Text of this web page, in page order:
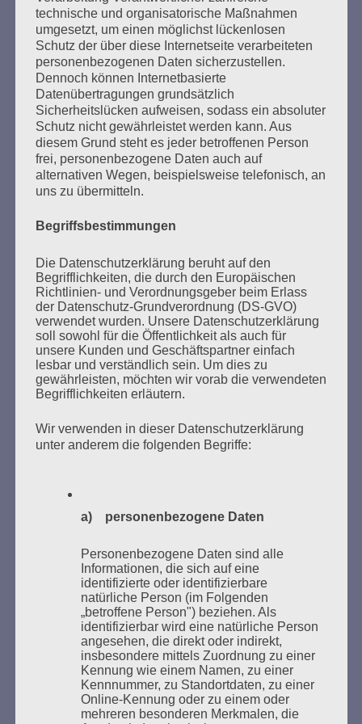
dennoch voller Respekt vor der Würde und Freiheit
der Anderen – das ist eine der großen Aufgaben, an
denen die Gesellschaft auf Gedeih und Verderb
nicht scheitern darf.
Esther Bejarano - 24. Januar 2021
NACH:
MARATHONLESUNG AUS DEN
VERBRANNTEN BÜCHERN
Zum 26. Mal gibt es eine Marathonlesung anlässlich
Kaifu-Ufer – genau an dem Ort, wo im Mai 1933 NS-
Studentenorganisationen und Burschenschaftler
Bücher verbrannten.
Weitere Informationen:lesezeichen-setzen.de
GEDENKEN UND ERINNERN BEGINNT IN
technische und organisatorische Maßnahmen
umgesetzt, um einen möglichst lückenlosen
Schutz der über diese Internetseite verarbeiteten
personenbezogenen Daten sicherzustellen.
Dennoch können Internetbasierte
Datenübertragungen grundsätzlich
Sicherheitslücken aufweisen, sodass ein absoluter
Schutz nicht gewährleistet werden kann. Aus
diesem Grund steht es jeder betroffenen Person
frei, personenbezogene Daten auch auf
alternativen Wegen, beispielsweise telefonisch, an
uns zu übermitteln.
Begriffsbestimmungen
Die Datenschutzerklärung beruht auf den
Begrifflichkeiten, die durch den Europäischen
Richtlinien- und Verordnungsgeber beim Erlass
der Datenschutz-Grundverordnung (DS-GVO)
verwendet wurden. Unsere Datenschutzerklärung
soll sowohl für die Öffentlichkeit als auch für
unsere Kunden und Geschäftspartner einfach
lesbar und verständlich sein. Um dies zu
gewährleisten, möchten wir vorab die verwendeten
Begrifflichkeiten erläutern.
Wir verwenden in dieser Datenschutzerklärung
unter anderem die folgenden Begriffe:
a) personenbezogene Daten
Personenbezogene Daten sind alle
Informationen, die sich auf eine
identifizierte oder identifizierbare
natürliche Person (im Folgenden
„betroffene Person") beziehen. Als
identifizierbar wird eine natürliche Person
angesehen, die direkt oder indirekt,
insbesondere mittels Zuordnung zu einer
Kennung wie einem Namen, zu einer
Kennnummer, zu Standortdaten, zu einer
Online-Kennung oder zu einem oder
mehreren besonderen Merkmalen, die